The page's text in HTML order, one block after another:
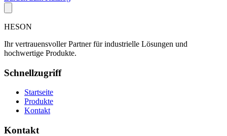
HESON
Ihr vertrauensvoller Partner für industrielle Lösungen und
hochwertige Produkte.
Schnellzugriff
Startseite
Produkte
Kontakt
Kontakt